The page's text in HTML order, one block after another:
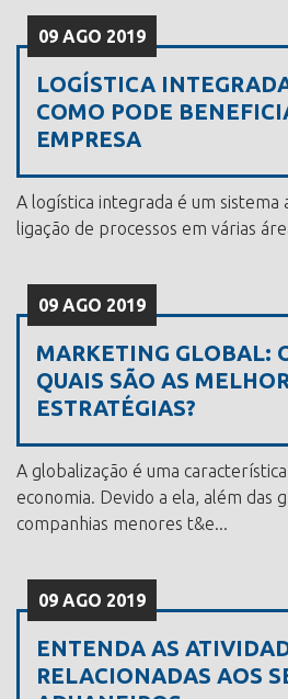
09 AGO 2019
LOGÍSTICA
COMO PODE
EMPRESA
A logística integrada é um sistema
ligação de processos em várias
09 AGO 2019
MARKETING GLOBAL:
QUAIS SÃO AS
ESTRATÉGIAS?
A globalização é uma
economia. Devido a ela, além das
companhias menores t&e...
09 AGO 2019
ENTENDA AS
RELACIONADAS AOS